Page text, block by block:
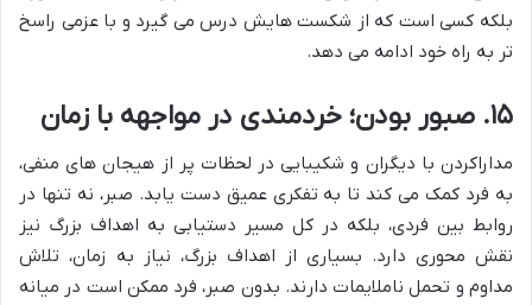
بلکه کسی است که از شکست هایش درس می گیرد و با عزمی راسخ
تر به راه خود ادامه می دهد.
۱۵. صبور بودن؛ خردمندی در مواجهه با زمان
مداراکردن با دیگران و شکیبایی در لحظات پر از هیجان های منفی،
به فرد کمک می کند تا به تفکری عمیق دست یابد. صبر، نه تنها در
روابط بین فردی، بلکه در کل مسیر دستیابی به اهداف بزرگ نیز
نقش محوری دارد. بسیاری از اهداف بزرگ، نیاز به زمان، تلاش
مداوم و تحمل ناملایمات دارند. بدون صبر، فرد ممکن است در میانه